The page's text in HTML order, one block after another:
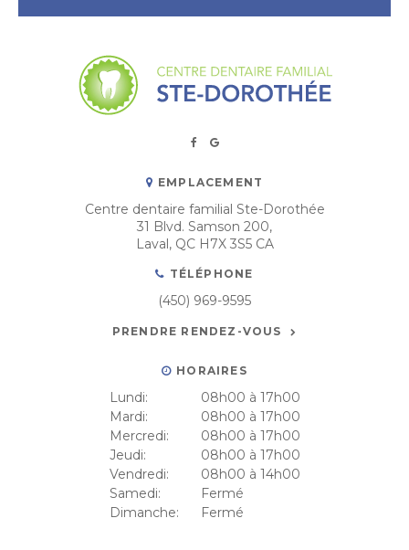
EMPLACEMENT
Centre dentaire familial Ste-Dorothée
31 Blvd. Samson 200
Laval QC H7X 3S5 CA
TÉLÉPHONE
(450) 969-9595
PRENDRE RENDEZ-VOUS
HORAIRES
Lundi:
08h00 à 17h00
Mardi:
08h00 à 17h00
Mercredi:
08h00 à 17h00
Jeudi:
08h00 à 17h00
Vendredi:
08h00 à 14h00
Samedi:
Fermé
Dimanche:
Fermé